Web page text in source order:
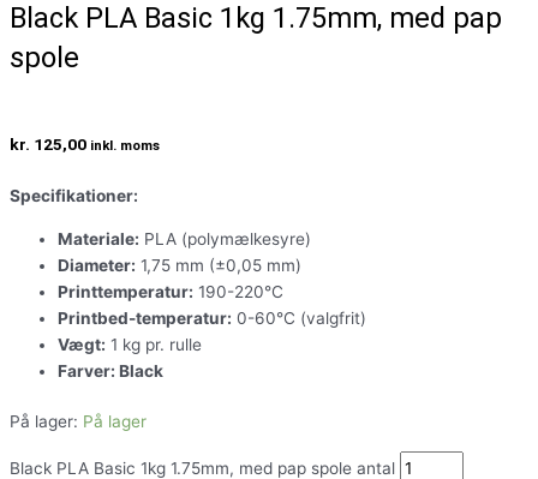
Black PLA Basic 1kg 1.75mm, med pap
spole
kr. 125,00 inkl. moms
Specifikationer:
Materiale: PLA (polymælkesyre)
Diameter: 1,75 mm (±0,05 mm)
Printtemperatur: 190-220°C
Printbed-temperatur: 0-60°C (valgfrit)
Vægt: 1 kg pr. rulle
Farver: Black
På lager: På lager
Black PLA Basic 1kg 1.75mm, med pap spole antal